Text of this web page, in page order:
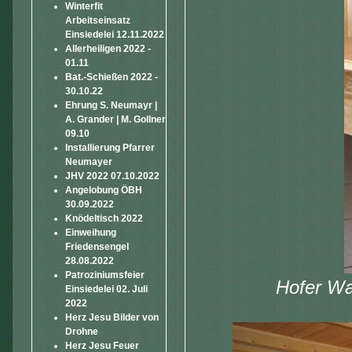
Winterfit
Arbeitseinsatz
Einsiedelei 12.11.2022
Allerheiligen 2022 -
01.11
Bat.-Schießen 2022 -
30.10.22
Ehrung S. Neumayr |
A. Grander | M. Gollner
09.10
Installierung Pfarrer
Neumayer
JHV 2022 07.10.2022
Angelobung ÖBH
30.09.2022
Knödeltisch 2022
Einweihung
Friedensengel
28.08.2022
Patroziniumsfeier
Einsiedelei 02. Juli
2022
Herz Jesu Bilder von
Drohne
Herz Jesu Feuer
Hofer